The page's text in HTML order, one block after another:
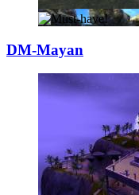
DM-Mayan